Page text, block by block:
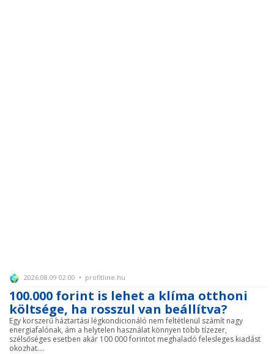
2026.08.09 02:00 • profitline.hu
100.000 forint is lehet a klíma otthoni
költsége, ha rosszul van beállítva?
Egy korszerű háztartási légkondicionáló nem feltétlenül számít nagy
energiafalónak, ám a helytelen használat könnyen több tízezer,
szélsőséges esetben akár 100 000 forintot meghaladó felesleges kiadást
okozhat....